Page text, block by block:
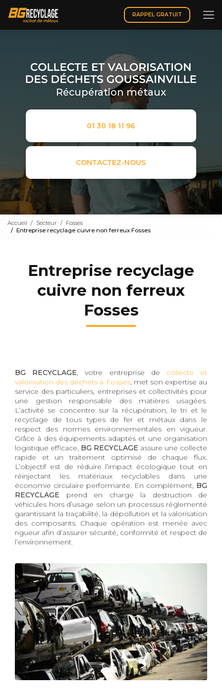
contenu
principal
RAPPEL GRATUIT
Récupération métaux
01 30 18 11 96
CONTACTEZ-NOUS
Accueil Secteur
Fosses
Entreprise recyclage cuivre non ferreux Fosses
Entreprise recyclage
cuivre non ferreux
Fosses
BG RECYCLAGE, votre entreprise de collecte et
valorisation des déchets à Fosses, met son expertise au
service des particuliers, entreprises et collectivités pour
une gestion responsable des matières usagées.
L’activité se concentre sur la récupération, le tri et le
recyclage de tous types de fer et métaux dans le
respect des normes environnementales en vigueur.
Grâce à des équipements adaptés et une organisation
logistique efficace, BG RECYCLAGE assure une collecte
rapide et un traitement optimisé de chaque flux.
L’objectif est de réduire l’impact écologique tout en
réinjectant les matériaux recyclables dans une
économie circulaire performante. En complément, BG
RECYCLAGE prend en charge la destruction de
véhicules hors d’usage selon un processus réglementé
garantissant la traçabilité, la dépollution et la valorisation
des composants. Chaque opération est menée avec
rigueur afin d’assurer sécurité, conformité et respect de
l’environnement.